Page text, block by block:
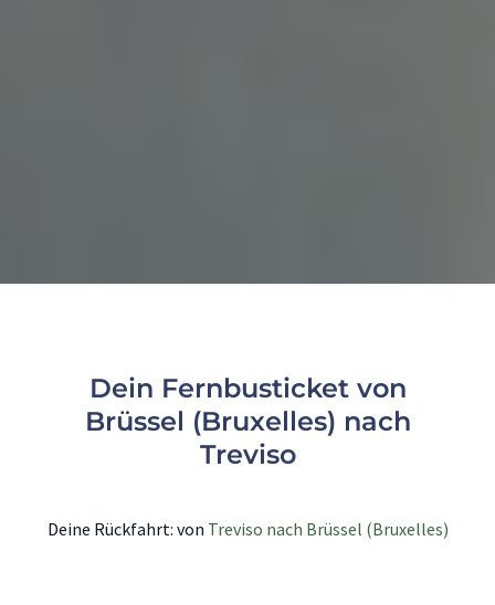
Dein Fernbusticket von
Brüssel (Bruxelles) nach
Treviso
Deine Rückfahrt: von Treviso nach Brüssel (Bruxelles)